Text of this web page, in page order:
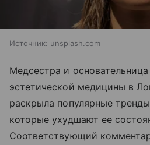
Источник: unsplash.com
Медсестра и
эстетической медицины в
раскрыла популярные
которые ухудшают ее
Соответствующий